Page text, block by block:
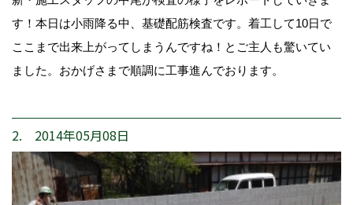
す！本日は小雨降る中、基礎配筋検査です。着工して10日で
ここまで出来上がってしまうんですね！とご主人も驚いてい
ました。おかげさまで順調に工事進んでおります。
2. 2014年05月08日